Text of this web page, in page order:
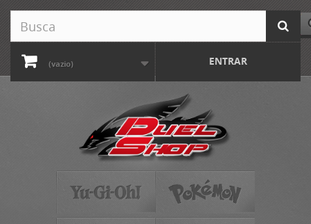
(vazio) ENTRAR